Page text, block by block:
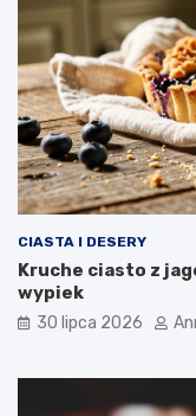
CIASTA I DESERY
Kruche ciasto z
wypiek
30 lipca 2026